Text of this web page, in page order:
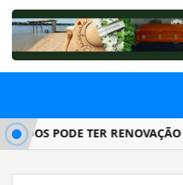
PODE TER RENOVAÇÃO DE